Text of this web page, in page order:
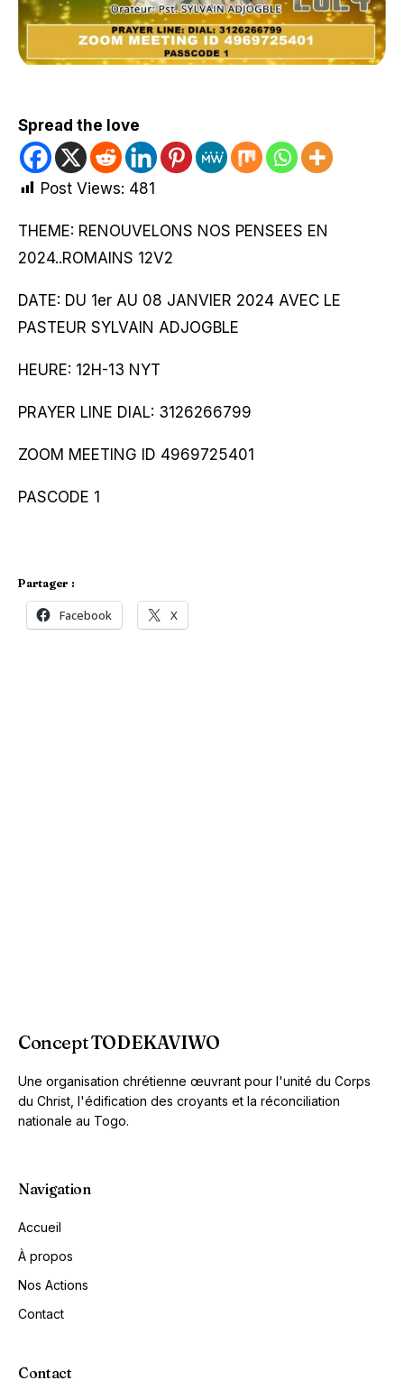
Spread the love
Post Views: 481
THEME: RENOUVELONS NOS PENSEES EN
2024..ROMAINS 12V2
DATE: DU 1er AU 08 JANVIER 2024 AVEC LE
PASTEUR SYLVAIN ADJOGBLE
HEURE: 12H-13 NYT
PRAYER LINE DIAL: 3126266799
ZOOM MEETING ID 4969725401
PASCODE 1
Partager :
Facebook X
Concept TODEKAVIWO
Une organisation chrétienne œuvrant pour l'unité du Corps
du Christ, l'édification des croyants et la réconciliation
nationale au Togo.
Navigation
Accueil
À propos
Nos Actions
Contact
Contact